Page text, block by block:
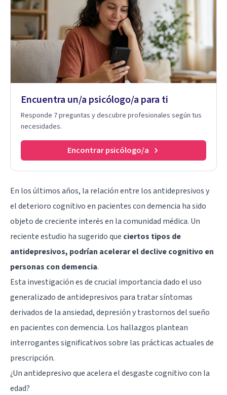
Encuentra un/a psicólogo/a para ti
Responde 7 preguntas y descubre profesionales según tus
necesidades.
Encontrar psicólogo/a
En los últimos años, la relación entre los antidepresivos y
el deterioro cognitivo en pacientes con demencia ha sido
objeto de creciente interés en la comunidad médica. Un
reciente estudio ha sugerido que ciertos tipos de
antidepresivos, podrían acelerar el declive cognitivo en
personas con demencia.
Esta investigación es de crucial importancia dado el uso
generalizado de antidepresivos para tratar síntomas
derivados de la ansiedad, depresión y trastornos del sueño
en pacientes con demencia. Los hallazgos plantean
interrogantes significativos sobre las prácticas actuales de
prescripción.
¿Un antidepresivo que acelera el desgaste cognitivo con la
edad?